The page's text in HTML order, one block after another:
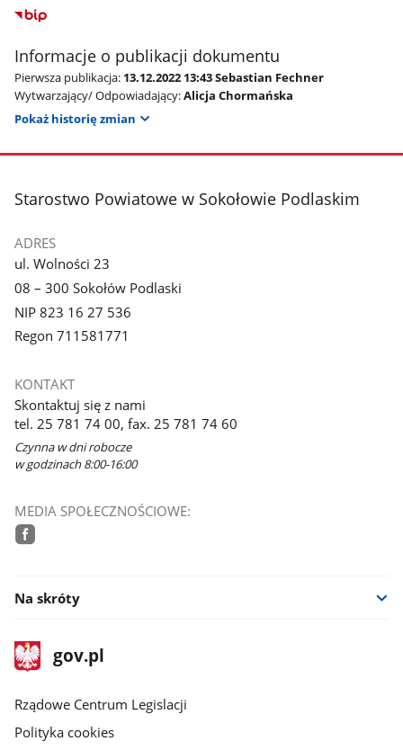
Informacje o publikacji dokumentu
Pierwsza publikacja: 13.12.2022 13:43 Sebastian Fechner
Wytwarzający/ Odpowiadający:Alicja Chormańska
Pokaż historię zmian
stopka
Starostwo Powiatowe w Sokołowie Podlaskim
ADRES
ul. Wolności 23
08 – 300 Sokołów Podlaski
NIP 823 16 27 536
Regon 711581771
KONTAKT
Skontaktuj się z nami
tel. 25 781 74 00, fax. 25 781 74 60
Czynna w dni robocze
w godzinach 8:00-16:00
MEDIA SPOŁECZNOŚCIOWE:
Na skróty
stopka
gov.plStrona
gov.pl
Rządowe Centrum Legislacji
Polityka cookies